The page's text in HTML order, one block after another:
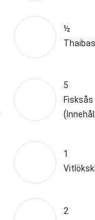
½
5
Fisksås
(
1
2